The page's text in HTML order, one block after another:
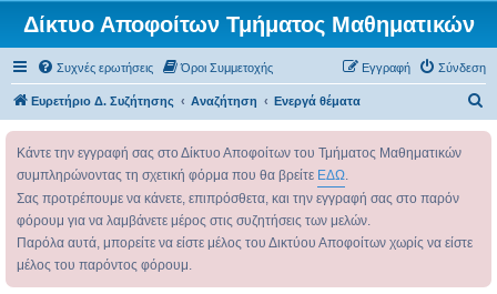
Δίκτυο Αποφοίτων Τμήματος Μαθηματικών
Συχνές ερωτήσεις Όροι Συμμετοχής Σύνδεση
Εγγραφή
Ευρετήριο Δ. Συζήτησης Αναζήτηση Ενεργά θέματα
σ
Κάντε την εγγραφή σας στο Δίκτυο Αποφοίτων του Τμήματος Μαθηματικών
συμπληρώνοντας τη σχετική φόρμα που θα βρείτε ΕΔΩ.
Σας προτρέπουμε να κάνετε, επιπρόσθετα, και την εγγραφή σας στο παρόν
φόρουμ για να λαμβάνετε μέρος στις συζητήσεις των μελών.
Παρόλα αυτά, μπορείτε να είστε μέλος του Δικτύου Αποφοίτων χωρίς να είστε
μέλος του παρόντος φόρουμ.